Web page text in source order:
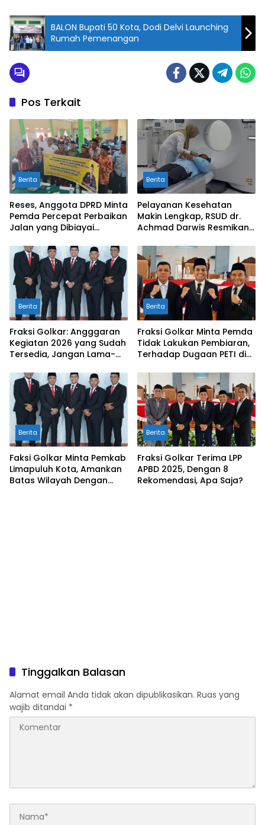
BALON Bupati 50 Kota, Dodi Delvi Launching
Rumah Pemenangan
Pos Terkait
Berita
Reses, Anggota DPRD Minta
Pemda Percepat Perbaikan
Jalan yang Dibiayai
Berita
Pelayanan Kesehatan
Makin Lengkap, RSUD dr.
Achmad Darwis Resmikan
Berita
Fraksi Golkar: Angggaran
Kegiatan 2026 yang Sudah
Tersedia, Jangan Lama-
Daerah
Berita
Fraksi Golkar Minta Pemda
Tidak Lakukan Pembiaran,
Terhadap Dugaan PETI di
Berita
Faksi Golkar Minta Pemkab
Limapuluh Kota, Amankan
Batas Wilayah Dengan
Berita
Fraksi Golkar Terima LPP
APBD 2025, Dengan 8
Rekomendasi, Apa Saja?
Tinggalkan Balasan
Alamat email Anda tidak akan dipublikasikan. Ruas yang
wajib ditandai *